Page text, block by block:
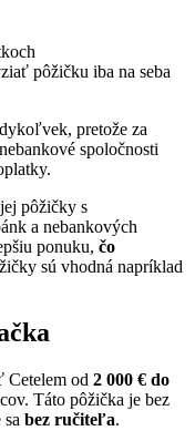
pôžičku iba na seba
pretože za
spoločnosti
pôžičky s
a nebankových
ponuku, čo
sú vhodná napríklad
Cetelem od 2 000 € do
Táto pôžička je bez
bez ručiteľa.